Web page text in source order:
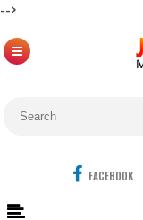
-->
FACEBOOK